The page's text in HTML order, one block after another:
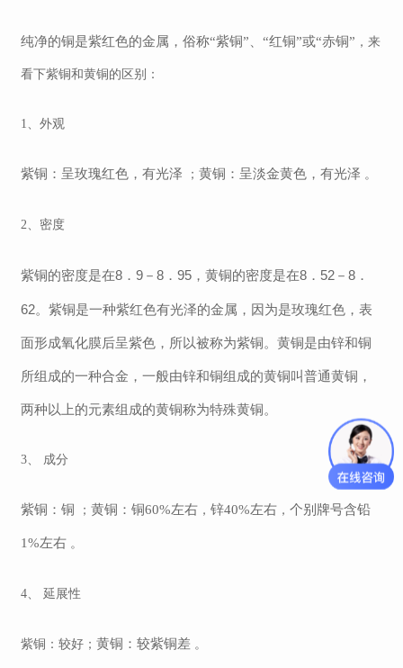
纯净的铜是紫红色的金属，俗称“紫铜”、“红铜”或“赤铜” ，来
看下紫铜和黄铜的区别：
1、外观
紫铜：呈玫瑰红色，有光泽 ；黄铜：呈淡金黄色，有光泽 。
2、密度
紫铜的密度是在8．9－8．95，黄铜的密度是在8．52－8．
62。紫铜是一种紫红色有光泽的金属，因为是玫瑰红色，表
面形成氧化膜后呈紫色，所以被称为紫铜。黄铜是由锌和铜
所组成的一种合金，一般由锌和铜组成的黄铜叫普通黄铜，
两种以上的元素组成的黄铜称为特殊黄铜。
3、 成分
紫铜：铜 ；黄铜：铜60%左右 ，锌40%左右 ，个别牌号含铅
1%左右 。
4、 延展性
紫铜：较好 ；黄铜：较紫铜差 。